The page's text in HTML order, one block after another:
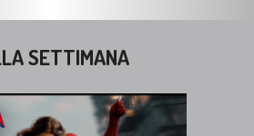
SETTIMANA